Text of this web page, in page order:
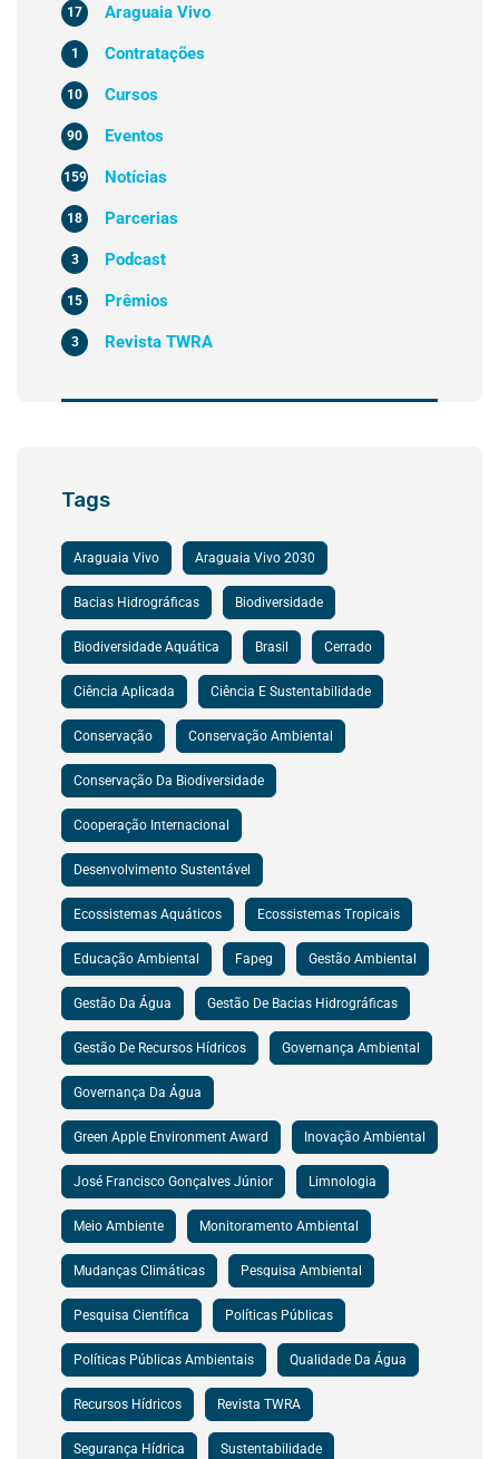
Araguaia Vivo
17
Contratações
1
Cursos
10
Eventos
90
Notícias
159
Parcerias
18
Podcast
3
Prêmios
15
Revista TWRA
3
Tags
Araguaia Vivo Araguaia Vivo 2030
Bacias Hidrográficas Biodiversidade
Biodiversidade Aquática Brasil Cerrado
Ciência Aplicada Ciência E Sustentabilidade
Conservação Conservação Ambiental
Conservação Da Biodiversidade
Cooperação Internacional
Desenvolvimento Sustentável
Ecossistemas Aquáticos Ecossistemas Tropicais
Educação Ambiental Fapeg Gestão Ambiental
Gestão Da Água Gestão De Bacias Hidrográficas
Gestão De Recursos Hídricos Governança Ambiental
Governança Da Água
Green Apple Environment Award Inovação Ambiental
José Francisco Gonçalves Júnior Limnologia
Meio Ambiente Monitoramento Ambiental
Mudanças Climáticas Pesquisa Ambiental
Pesquisa Científica Políticas Públicas
Políticas Públicas Ambientais Qualidade Da Água
Recursos Hídricos Revista TWRA
Segurança Hídrica Sustentabilidade